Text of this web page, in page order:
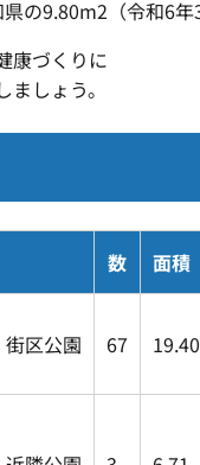
の9.80m2 （令和6
づくりに
しょう。
数 面積
街区公園 67 19.40